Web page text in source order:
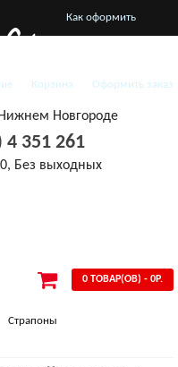
Как оформить
О нас
Доставка и оплата
Конфиденциальность
Корзина Оформить заказ
4 351 261
Без выходных
0 ТОВАР(ОВ) - 0Р.
Страпоны